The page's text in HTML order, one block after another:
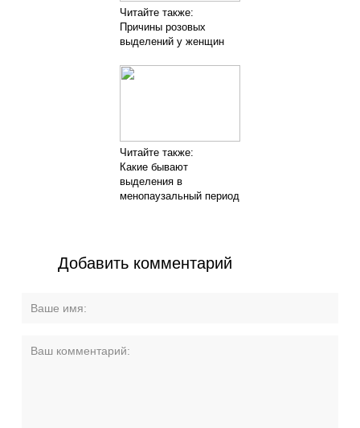
Читайте также:
Причины розовых
выделений у женщин
Читайте также:
Какие бывают
выделения в
менопаузальный период
Добавить комментарий